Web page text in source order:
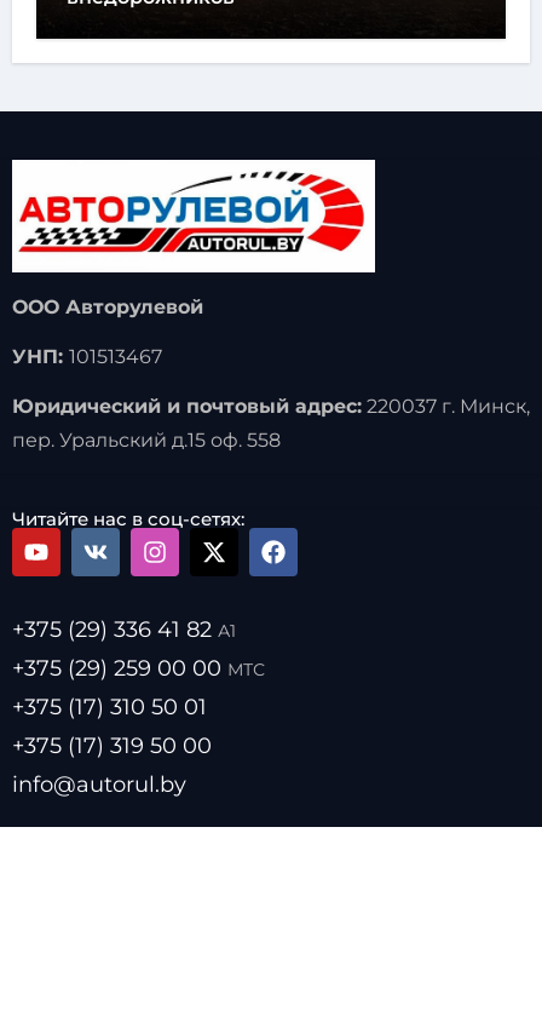
ООО Авторулевой
УНП: 101513467
Юридический и почтовый адрес:220037 г. Минск,
пер. Уральский д.15 оф. 558
Читайте нас в соц-сетях:
+375 (29) 336 41 82 А1
+375 (29) 259 00 00 МТС
+375 (17) 310 50 01
+375 (17) 319 50 00
info@autorul.by